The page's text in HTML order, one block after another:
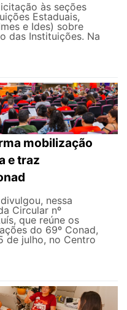
às seções
Estaduais,
e Ides) sobre
das Instituições. Na
mobilização
e traz
nessa
Circular nº
que reúne os
do 69º Conad,
de julho, no Centro